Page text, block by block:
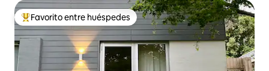
Favorito entre huéspedes preferido
Favorito entre huéspedes